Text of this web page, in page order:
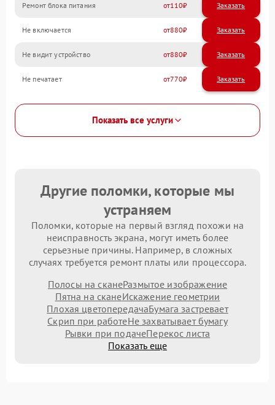
Ремонт блока питания 110
Не включается 880
Не видит устройство 880
Не печатает 770
Показать все услуги
Другие поломки, которые мы
устраняем
Поломки, которые на первый взгляд похожи на
неисправность экрана, могут иметь более
серьезные причины. Например, в сложных
случаях требуется ремонт платы или процессора.
Полосы на сканеРазмытое изображение
Пятна на сканеИскажение геометрии
Плохая цветопередачаБумага застревает
Скрип при работеНе захватывает бумагу
Рывки при подачеПерекос листа
Показать еще